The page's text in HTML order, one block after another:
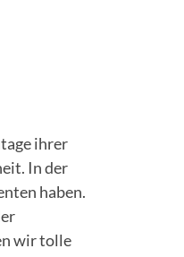
ihrer
In der
haben.
wir tolle